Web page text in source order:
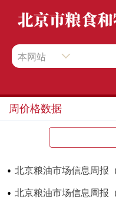
本网站
周价格数据